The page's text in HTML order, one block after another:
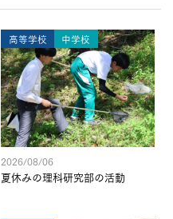
高等学校 中学校
2026/08/06
夏休みの理科研究部の活動